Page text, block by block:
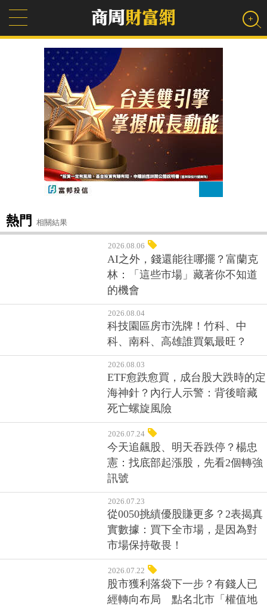
熱門 相關結果
2026.08.06
AI之外，錢還能往哪擺？富蘭克
林：「這些市場」藏著你不知道
的機會
2026.08.04
科技園區房市洗牌！竹科、中
科、南科、高雄誰買氣最旺？
2026.08.03
ETF愈跌愈買，成台股大跌時的定
海神針？內行人示警：背後暗藏
死亡螺旋風險
2026.07.24
今天追飆股、明天吞跌停？楊忠
憲：找底部起漲股，先看2個轉強
訊號
2026.07.23
從0050挑績優股賺更多？2表揭真
實數據：買下全市場，是因為對
市場保持敬畏！
2026.07.22
股市獲利落袋下一步？有錢人已
經轉向布局 點名北市「權值地